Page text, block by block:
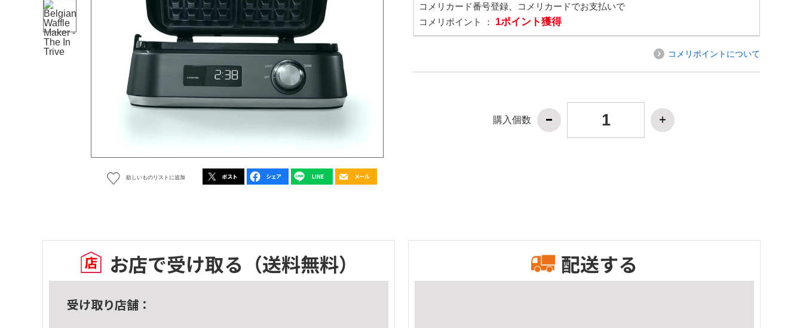
欲しいものリストに追加
コメリカード番号登録、コメリカードでお支払いで
コメリポイント ： 1ポイント獲得
コメリポイントについて
購入個数
お店で受け取る （送料無料）
受け取り店舗：
配送する